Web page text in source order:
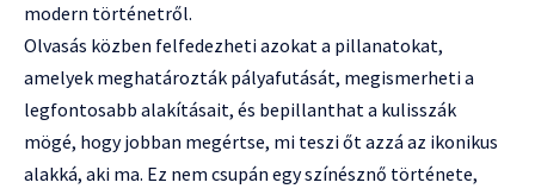
modern történetről.
Olvasás közben felfedezheti azokat a pillanatokat,
amelyek meghatározták pályafutását, megismerheti a
legfontosabb alakításait, és bepillanthat a kulisszák
mögé, hogy jobban megértse, mi teszi őt azzá az ikonikus
alakká, aki ma. Ez nem csupán egy színésznő története,